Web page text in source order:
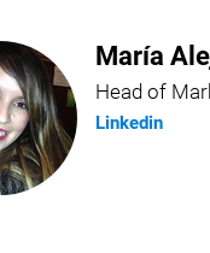
María
Head of
Linkedin